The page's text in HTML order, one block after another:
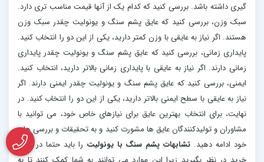
گیری داشته باشد. بررسی کنید که کدام یک از آنها قیمت مناسب تری دارد.
سبک وزن، بررسی کنید که عایق پشم سنگ و یونولیت چقدر سبک وزن
هستند. اگر نیاز به عایقی با وزن کمتر دارید، یکی از این دو را انتخاب کنید.
پایداری زمانی، بررسی کنید که عایق پشم سنگ و یونولیت چقدر پایداری
زمانی دارند. اگر نیاز به عایقی با پایداری زمانی بالاتر دارید، انتخاب کنید.
ایمنی، بررسی کنید که عایق پشم سنگ و یونولیت چقدر ایمنی دارند. اگر
نیاز به عایقی با سطح ایمنی بالاتر دارید، یکی از این دو را انتخاب کنید. در
نهایت، برای انتخاب بهترین عایق برای نیازهای خاص خود، می توانید با
مشاوران و تولیدکنندگان عایق ها مشورت کنید و به تحقیقات و بررسی های
خود ادامه دهید. تشابهات پشم سنگ با یونولیت را باید حتما در زمان